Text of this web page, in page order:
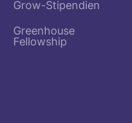
Grow-Stipendien
Greenhouse
Fellowship